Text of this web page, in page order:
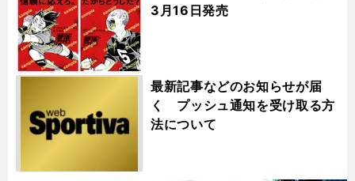
3月16日発売
最新記事などのお知らせが届
く プッシュ通知を受け取る方
法について